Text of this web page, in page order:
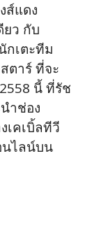
ส์แดง
ยว กับ
กเตะทีม
ตาร์ ที่จะ
นี้ ที่รัช
ำช่อง
คเบิ้ลทีวี
ไลน์บน